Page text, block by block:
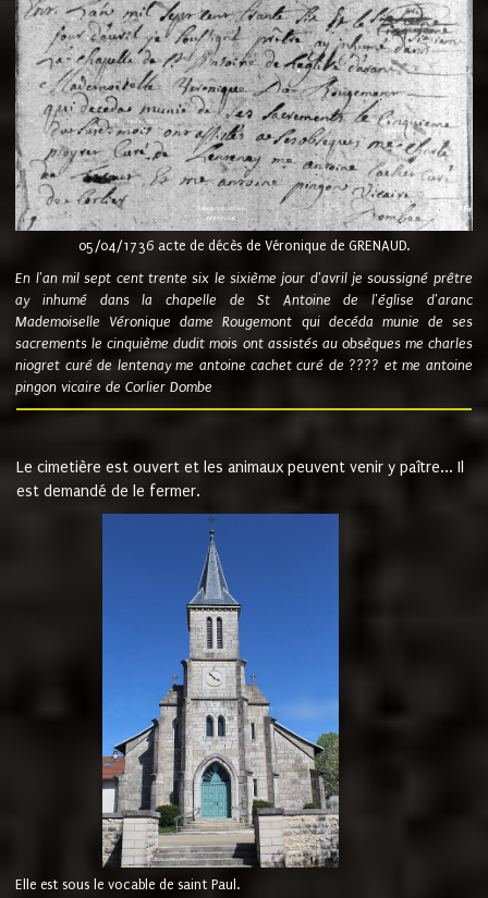
05/04/1736 acte de décès de Véronique de GRENAUD.
En l'an mil sept cent trente six le sixième jour d'avril je soussigné prêtre
ay inhumé dans la chapelle de St Antoine de l'église d'aranc
Mademoiselle Véronique dame Rougemont qui decéda munie de ses
sacrements le cinquième dudit mois ont assistés au obsèques me charles
niogret curé de lentenay me antoine cachet curé de ???? et me antoine
pingon vicaire de Corlier Dombe
Le cimetière est ouvert et les animaux peuvent venir y paître... Il
est demandé de le fermer.
Elle est sous le vocable de saint Paul.